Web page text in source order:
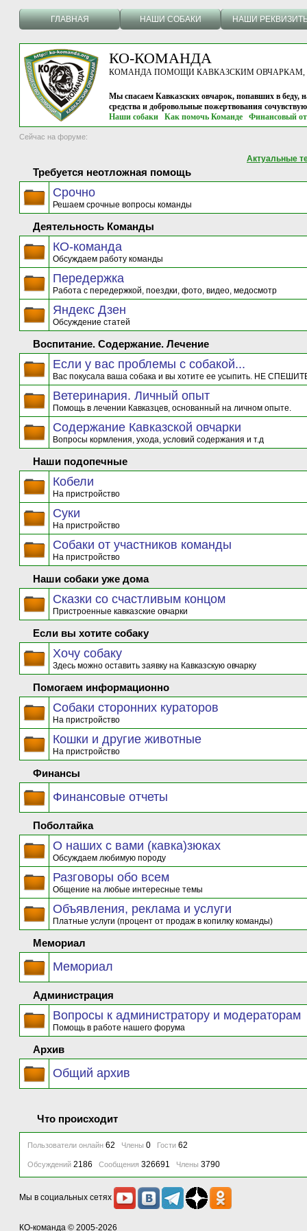
ГЛАВНАЯ НАШИ СОБАКИ НАШИ
КО-КОМАНДА
КОМАНДА ПОМОЩИ КАВКАЗСКИМ ОВЧАРКАМ, г.
Мы спасаем Кавказских овчарок, попавших в беду,
средства и добровольные пожертвования
Наши собаки
Как помочь Команде Финансовый
Сейчас на форуме:
Актуальные
Требуется неотложная помощь
Срочно
Решаем срочные вопросы команды
Деятельность Команды
КО-команда
Обсуждаем работу команды
Передержка
Работа с передержкой, поездки, фото, видео, медосмотр
Яндекс Дзен
Обсуждение статей
Воспитание. Содержание. Лечение
Если у вас проблемы с собакой...
Вас покусала ваша собака и вы хотите ее усыпить. НЕ
Ветеринария. Личный опыт
Помощь в лечении Кавказцев, основанный на личном опыте.
Содержание Кавказской овчарки
Вопросы кормления, ухода, условий содержания и т.д
Наши подопечные
Кобели
На пристройство
Суки
На пристройство
Собаки от участников команды
На пристройство
Наши собаки уже дома
Сказки со счастливым концом
Пристроенные кавказские овчарки
Если вы хотите собаку
Хочу собаку
Здесь можно оставить заявку на Кавказскую овчарку
Помогаем информационно
Собаки сторонних кураторов
На пристройство
Кошки и другие животные
На пристройство
Финансы
Финансовые отчеты
Поболтайка
О наших с вами (кавка)зюках
Обсуждаем любимую породу
Разговоры обо всем
Общение на любые интересные темы
Объявления, реклама и услуги
Платные услуги (процент от продаж в копилку команды)
Мемориал
Мемориал
Администрация
Вопросы к администратору и модераторам
Помощь в работе нашего форума
Архив
Общий архив
Что происходит
Пользователи онлайн 62 Члены 0 Гости 62
Обсуждений 2186 Сообщения 326691 Члены 3790
Мы в социальных сетях
КО-команда © 2005-2026